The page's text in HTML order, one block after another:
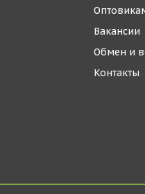
Вакансии
Обмен и
Контакты